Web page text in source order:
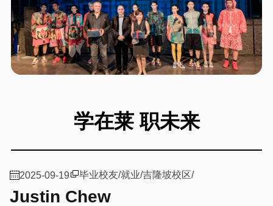
学在莱 职未来
2025-09-19 毕业校友/就业/吉隆坡校区/
Justin Chew